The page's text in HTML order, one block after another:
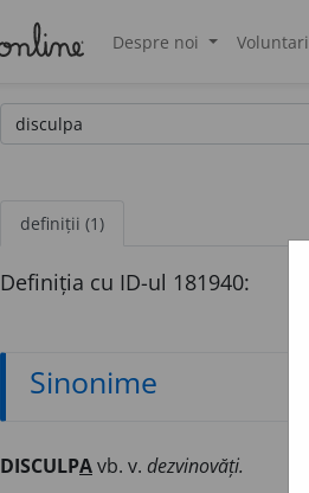
Despre noi Voluntari
definiții (1)
Definiția cu ID-ul 181940:
Sinonime
DISCULPAvb. v. dezvinovăți.